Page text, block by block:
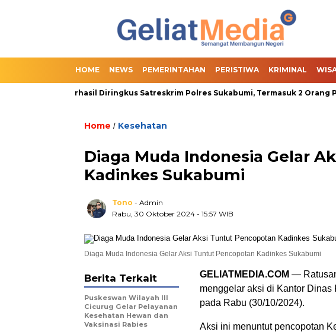
HOME NEWS PEMERINTAHAN PERISTIWA KRIMINAL
Slot Berhasil Diringkus Satreskrim Polres Sukabumi, Termasuk 2 Orang Pasutri
Home / Kesehatan
Diaga Muda Indonesia Gelar
Kadinkes Sukabumi
Tono - Admin
Rabu, 30 Oktober 2024 - 15:57 WIB
Diaga Muda Indonesia Gelar Aksi Tuntut Pencopotan Kadinkes Sukabumi
GELIATMEDIA.COM —
menggelar aksi di Kantor
pada Rabu (30/10/2024).
Aksi ini menuntut pencopotan
Berita Terkait
Puskeswan Wilayah III
Cicurug Gelar Pelayanan
Kesehatan Hewan dan
Vaksinasi Rabies